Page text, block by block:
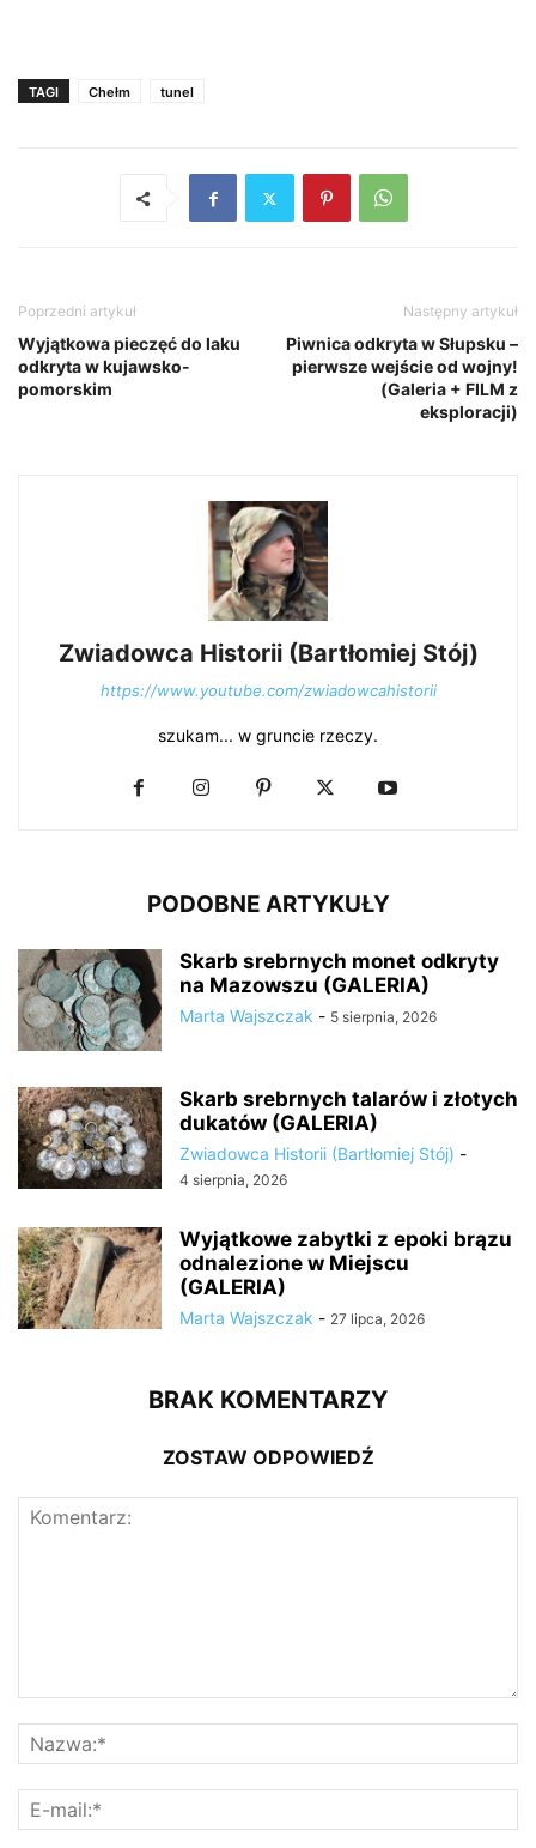
TAGI Chełm tunel
Poprzedni artykuł
Wyjątkowa pieczęć do laku
odkryta w kujawsko-
pomorskim
Następny artykuł
Piwnica odkryta w Słupsku –
pierwsze wejście od wojny!
(Galeria + FILM z
eksploracji)
Zwiadowca Historii (Bartłomiej Stój)
https://www.youtube.com/zwiadowcahistorii
szukam... w gruncie rzeczy.
PODOBNE ARTYKUŁY
Skarb srebrnych monet odkryty
na Mazowszu (GALERIA)
Marta Wajszczak - 5 sierpnia, 2026
Skarb srebrnych talarów i złotych
dukatów (GALERIA)
Zwiadowca Historii (Bartłomiej Stój) -
4 sierpnia, 2026
Wyjątkowe zabytki z epoki brązu
odnalezione w Miejscu
(GALERIA)
Marta Wajszczak - 27 lipca, 2026
BRAK KOMENTARZY
ZOSTAW ODPOWIEDŹ